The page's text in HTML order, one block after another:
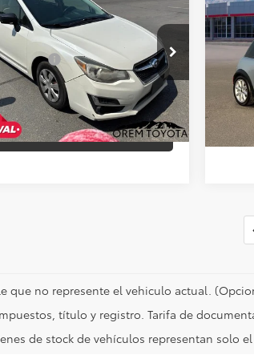
2.0i
Valores:
U17793B
FLB
mi Ext. Int.
PRECIO DE INTERNET
Less
de Venta:
$8,673
Doc Fee
$499
HAZ UNA PREGUNTA
VIN:
Modelo:
que no represente el vehiculo actual.
título y registro. Tarifa de
de stock de vehículos representan solo